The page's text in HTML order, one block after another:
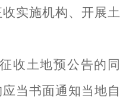
实施机构、开展土
收土地预公告的同
当书面通知当地自